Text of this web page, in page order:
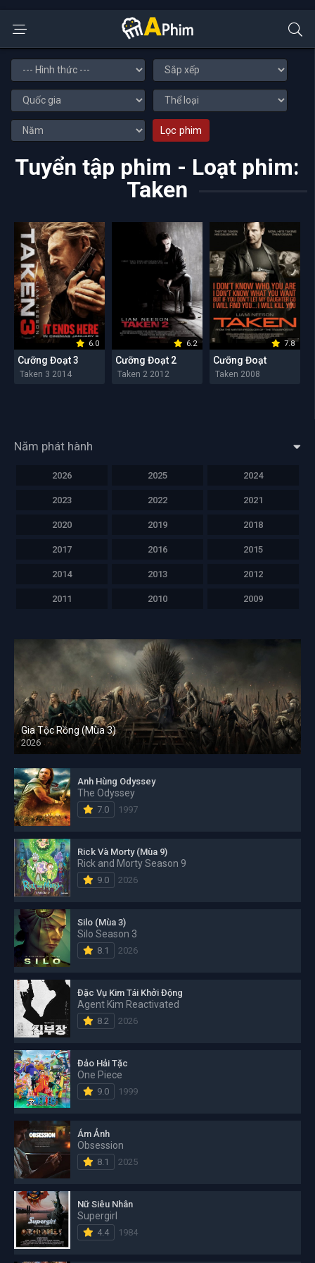
Lọc phim
Tuyển tập phim - Loạt phim:
Taken
6.0
Cưỡng Đoạt 3
Taken 3 2014
6.2
Cưỡng Đoạt 2
Taken 2 2012
7.8
Cưỡng Đoạt
Taken 2008
Năm phát hành
2026 2025 2024
2023 2022 2021
2020 2019 2018
2017 2016 2015
2014 2013 2012
2011 2010 2009
Gia Tộc Rồng (Mùa 3)
2026
Anh Hùng Odyssey
The Odyssey
7.0 1997
Rick Và Morty (Mùa 9)
Rick and Morty Season 9
9.0 2026
Silo (Mùa 3)
Silo Season 3
8.1 2026
Đặc Vụ Kim Tái Khởi Động
Agent Kim Reactivated
8.2 2026
Đảo Hải Tặc
One Piece
9.0 1999
Ám Ảnh
Obsession
8.1 2025
Nữ Siêu Nhân
Supergirl
4.4 1984